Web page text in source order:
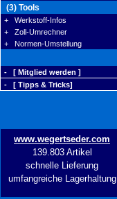
(3) Tools
+ Werkstoff-Infos
+ Zoll-Umrechner
+ Normen-Umstellung
- [ Mitglied werden ]
- [ Tipps & Tricks]
www.wegertseder.com
139.803 Artikel
schnelle Lieferung
umfangreiche Lagerhaltung